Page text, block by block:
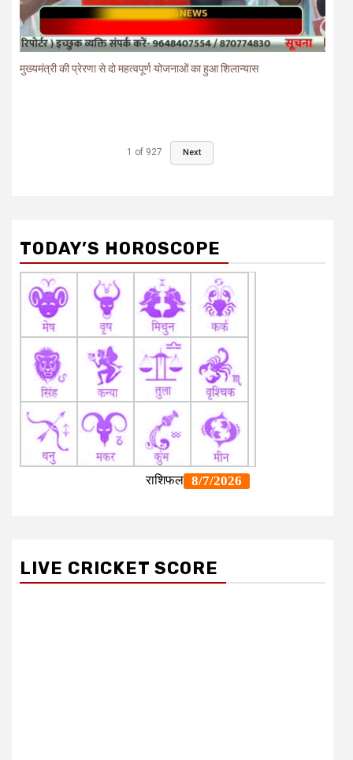
मुख्यमंत्री की प्रेरणा से दो महत्वपूर्ण योजनाओं का हुआ शिलान्यास
1 of 927 Next
TODAY’S HOROSCOPE
LIVE CRICKET SCORE